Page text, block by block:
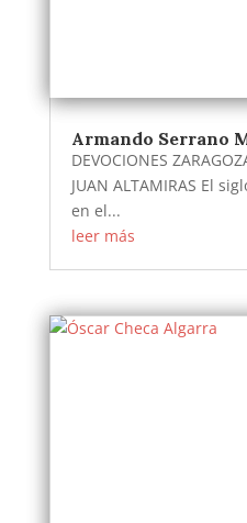
Armando Serrano
DEVOCIONES
JUAN ALTAMIRAS El
en el...
leer más